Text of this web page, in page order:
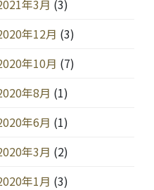
年3月 (3)
年12月 (3)
年10月 (7)
年8月 (1)
年6月 (1)
年3月 (2)
年1月 (3)